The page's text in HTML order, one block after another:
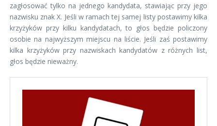
zagłosować tylko na jednego kandydata, stawiając przy jego
nazwisku znak X. Jeśli w ramach tej samej listy postawimy kilka
krzyżyków przy kilku kandydatach, to głos będzie policzony
osobie na najwyższym miejscu na liście. Jeśli zaś postawimy
kilka krzyżyków przy nazwiskach kandydatów z różnych list,
głos będzie nieważny.